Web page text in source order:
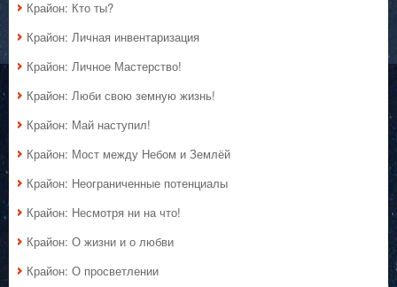
Крайон: Кто ты?
Крайон: Личная инвентаризация
Крайон: Личное Мастерство!
Крайон: Люби свою земную жизнь!
Крайон: Май наступил!
Крайон: Мост между Небом и Землёй
Крайон: Неограниченные потенциалы
Крайон: Несмотря ни на что!
Крайон: О жизни и о любви
Крайон: О просветлении